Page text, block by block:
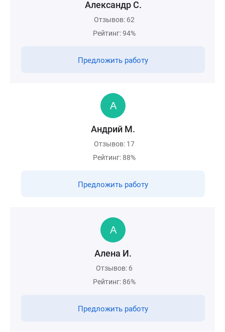
Александр С.
Отзывов: 62
Рейтинг: 94%
Предложить работу
Андрий М.
Отзывов: 17
Рейтинг: 88%
Предложить работу
Алена И.
Отзывов: 6
Рейтинг: 86%
Предложить работу